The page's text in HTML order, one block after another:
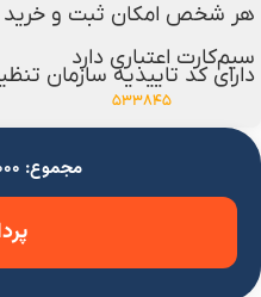
هر شخص امکان ثبت و خرید
سیم‌کارت اعتباری دارد
دارای کد تاییدیه سازمان
۵۳۳۸۴۵
مجموع: ۱۱٬۱۰۰٬۰۰۰ تومان